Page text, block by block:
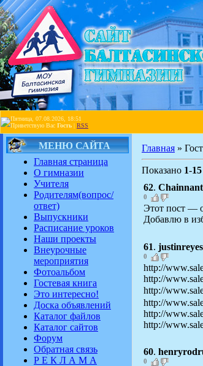
Пятница, 07.08.2026, 18:51
Приветствую Вас Гость | RSS
МЕНЮ САЙТА
Главная страница
О гимназии
Учителя
Родителям(вопрос/
ответ)
Выпускники
Расписание уроков
Наши проекты
Внеурочные
мероприятия
Фотоальбом
Гостевая книга
Это интересно!
Доска объявлений
Каталог файлов
Каталог сайтов
Форум
Обратная связь
Р Е К Л А М А
Главная »
Показано 1-15
62. Chainnant
0
Этот пост —
Добавлю в
61.
0
http://
http://
http://
http://
http://
http://
60.
0